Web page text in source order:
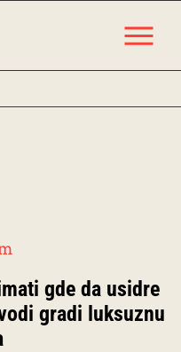
gde da usidre
gradi luksuznu